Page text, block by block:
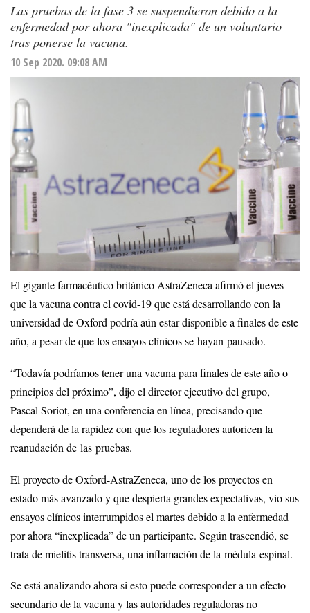
Las pruebas de la fase 3 se suspendieron debido a la
enfermedad por ahora "inexplicada" de un voluntario
tras ponerse la vacuna.
10 Sep 2020. 09:08 AM
El gigante farmacéutico británico AstraZeneca afirmó el jueves
que la vacuna contra el covid-19 que está desarrollando con la
universidad de Oxford podría aún estar disponible a finales de este
año, a pesar de que los ensayos clínicos se hayan pausado.
“Todavía podríamos tener una vacuna para finales de este año o
principios del próximo”, dijo el director ejecutivo del grupo,
Pascal Soriot, en una conferencia en línea, precisando que
dependerá de la rapidez con que los reguladores autoricen la
reanudación de las pruebas.
El proyecto de Oxford-AstraZeneca, uno de los proyectos en
estado más avanzado y que despierta grandes expectativas, vio sus
ensayos clínicos interrumpidos el martes debido a la enfermedad
por ahora “inexplicada” de un participante. Según trascendió, se
trata de mielitis transversa, una inflamación de la médula espinal.
Se está analizando ahora si esto puede corresponder a un efecto
secundario de la vacuna y las autoridades reguladoras no